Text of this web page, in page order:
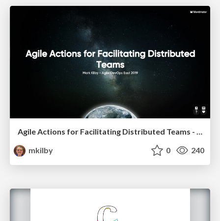
Agile Actions for Facilitating Distributed Teams - ADO2019
mkilby
0 240